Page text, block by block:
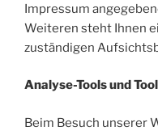
Impressum
Weiteren steht Ihnen
zuständigen
Analyse-Tools und
Beim Besuch unserer